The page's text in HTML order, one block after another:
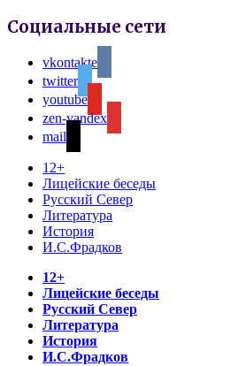
Социальные сети
vkontakte
twitter
youtube
zen-yandex
mail
12+
Лицейские беседы
Русский Север
Литература
История
И.С.Фрадков
12+
Лицейские беседы
Русский Север
Литература
История
И.С.Фрадков